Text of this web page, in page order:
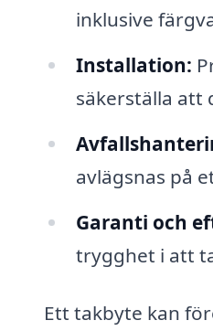
inklusive
Installation:
säkerställa att
avlägsnas på
Garanti och
trygghet i att
Ett takbyte kan